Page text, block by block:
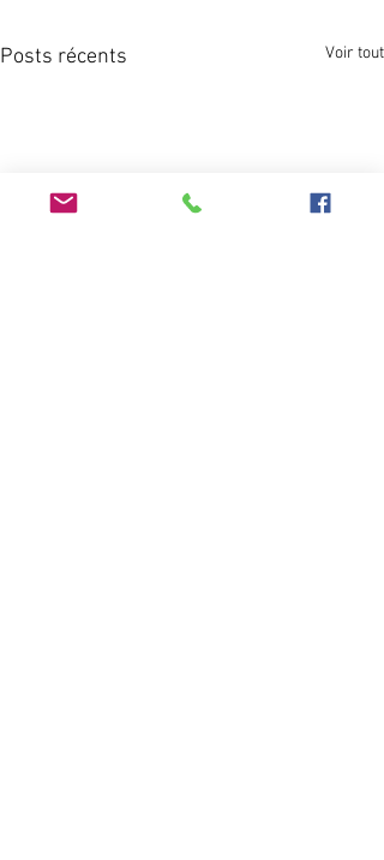
Posts récents Voir tout